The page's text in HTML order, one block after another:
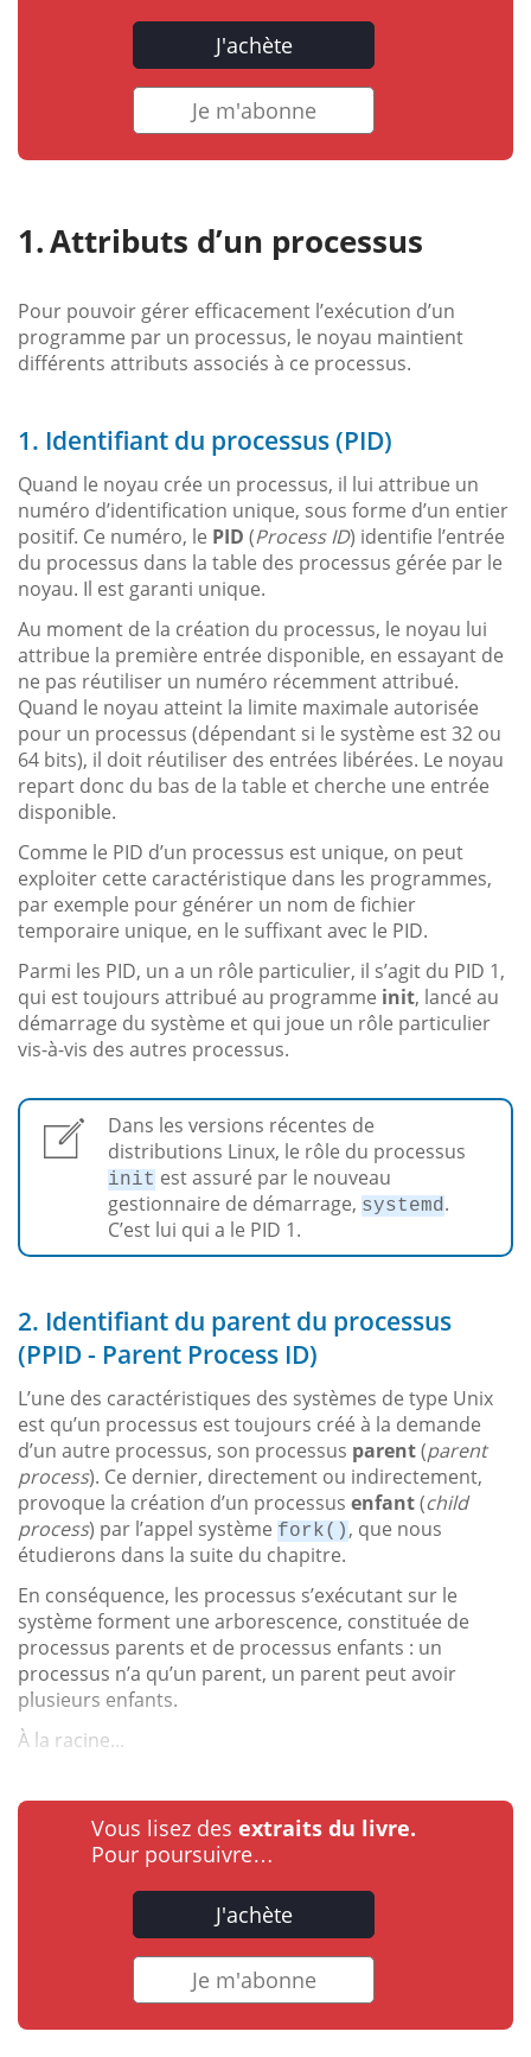
J'achète
Je m'abonne
Attributs d’un processus
Pour pouvoir gérer efficacement l’exécution d’un
programme par un processus, le noyau maintient
différents attributs associés à ce processus.
1. Identifiant du processus (PID)
Quand le noyau crée un processus, il lui attribue un
numéro d’identification unique, sous forme d’un entier
positif. Ce numéro, le PID (Process ID) identifie l’entrée
du processus dans la table des processus gérée par le
noyau. Il est garanti unique.
Au moment de la création du processus, le noyau lui
attribue la première entrée disponible, en essayant de
ne pas réutiliser un numéro récemment attribué.
Quand le noyau atteint la limite maximale autorisée
pour un processus (dépendant si le système est 32 ou
64 bits), il doit réutiliser des entrées libérées. Le noyau
repart donc du bas de la table et cherche une entrée
disponible.
Comme le PID d’un processus est unique, on peut
exploiter cette caractéristique dans les programmes,
par exemple pour générer un nom de fichier
temporaire unique, en le suffixant avec le PID.
Parmi les PID, un a un rôle particulier, il s’agit du PID 1,
qui est toujours attribué au programme init, lancé au
démarrage du système et qui joue un rôle particulier
vis-à-vis des autres processus.
Dans les versions récentes de
distributions Linux, le rôle du processus
init est assuré par le nouveau
gestionnaire de démarrage, systemd.
C’est lui qui a le PID 1.
2. Identifiant du parent du processus
(PPID - Parent Process ID)
L’une des caractéristiques des systèmes de type Unix
est qu’un processus est toujours créé à la demande
d’un autre processus, son processus parent(parent
process). Ce dernier, directement ou indirectement,
provoque la création d’un processus enfant(child
process) par l’appel système fork() , que nous
étudierons dans la suite du chapitre.
En conséquence, les processus s’exécutant sur le
système forment une arborescence, constituée de
processus parents et de processus enfants : un
processus n’a qu’un parent, un parent peut avoir
plusieurs enfants.
À la racine...
Vous lisez des extraits du livre.
Pour poursuivre…
J'achète
Je m'abonne